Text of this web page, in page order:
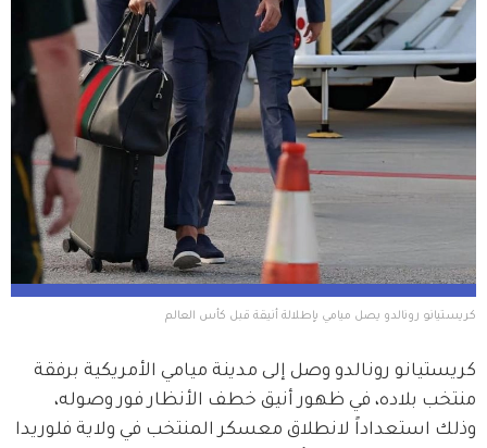
كريستيانو رونالدو يصل ميامي بإطلالة أنيقة قبل كأس العالم
كريستيانو رونالدو وصل إلى مدينة ميامي الأمريكية برفقة
منتخب بلاده، في ظهور أنيق خطف الأنظار فور وصوله،
وذلك استعداداً لانطلاق معسكر المنتخب في ولاية فلوريدا